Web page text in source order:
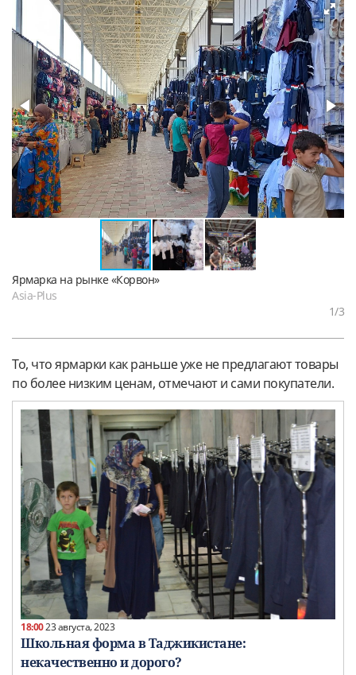
Ярмарка на рынке «Корвон»
Asia-Plus
1/3
То, что ярмарки как раньше уже не предлагают товары
по более низким ценам, отмечают и сами покупатели.
18:0023 августа, 2023
Школьная форма в Таджикистане:
некачественно и дорого?